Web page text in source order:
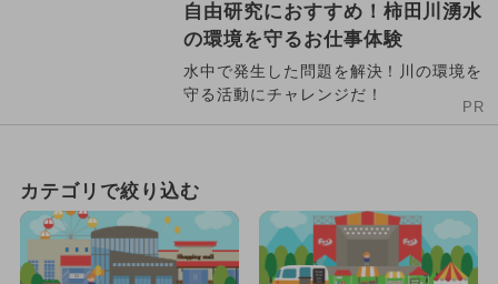
自由研究におすすめ！柿田川湧水
の環境を守るお仕事体験
水中で発生した問題を解決！川の環境を
守る活動にチャレンジだ！
PR
カテゴリで絞り込む